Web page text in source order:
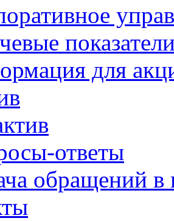
для
ответы
обращений в